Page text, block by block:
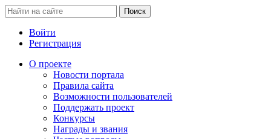
Войти
Регистрация
О проекте
Новости портала
Правила сайта
Возможности пользователей
Поддержать проект
Конкурсы
Награды и звания